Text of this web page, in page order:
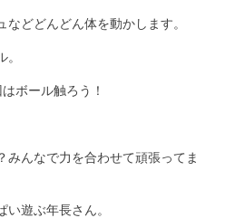
どどんどん体を動かします。
ボール触ろう！
みんなで力を合わせて頑張ってま
遊ぶ年長さん。